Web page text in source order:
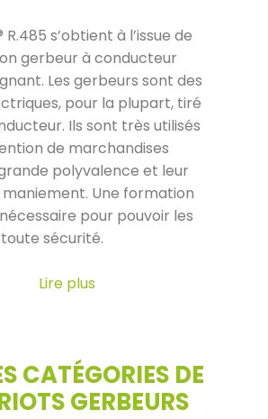
R.485 s’obtient à l’issue de
gerbeur à conducteur
Les gerbeurs sont des
pour la plupart, tiré
Ils sont très utilisés
de marchandises
polyvalence et leur
Une formation
pour pouvoir les
sécurité.
Lire plus
CATÉGORIES DE
GERBEURS